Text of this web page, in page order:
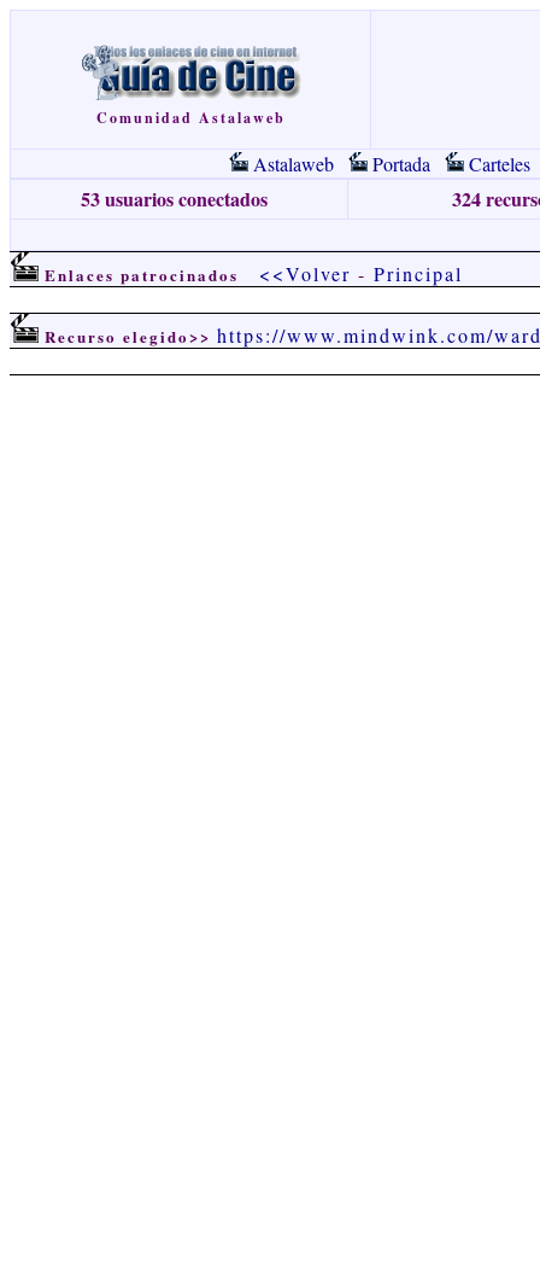
Comunidad Astalaweb
Astalaweb Portada Carteles
53 usuarios conectados 324
Enlaces patrocinados <<Volver - Principal
Recurso elegido>> https://www.mindwink.com/